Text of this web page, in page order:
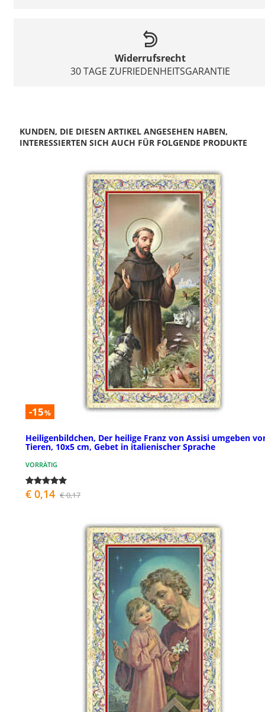
Widerrufsrecht
30 TAGE ZUFRIEDENHEITSGARANTIE
KUNDEN, DIE DIESEN ARTIKEL ANGESEHEN HABEN,
INTERESSIERTEN SICH AUCH FÜR FOLGENDE PRODUKTE
-15%
Heiligenbildchen, Der heilige Franz von Assisi umgeben
Tieren, 10x5 cm, Gebet in italienischer Sprache
VORRÄTIG
€ 0,14 € 0,17